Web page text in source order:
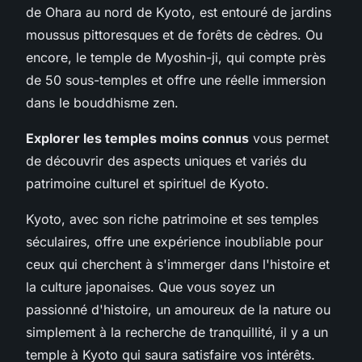
de Ohara au nord de Kyoto, est entouré de jardins
moussus pittoresques et de forêts de cèdres. Ou
encore, le temple de Myoshin-ji, qui compte près
de 50 sous-temples et offre une réelle immersion
dans le bouddhisme zen.
Explorer les temples moins connus vous permet
de découvrir des aspects uniques et variés du
patrimoine culturel et spirituel de Kyoto.
Kyoto, avec son riche patrimoine et ses temples
séculaires, offre une expérience inoubliable pour
ceux qui cherchent à s'immerger dans l'histoire et
la culture japonaises. Que vous soyez un
passionné d'histoire, un amoureux de la nature ou
simplement à la recherche de tranquillité, il y a un
temple à Kyoto qui saura satisfaire vos intérêts.